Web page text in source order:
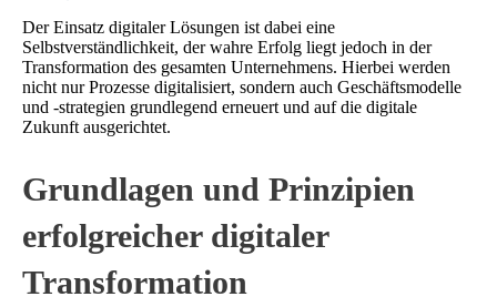
Der Einsatz digitaler Lösungen ist dabei eine
Selbstverständlichkeit, der wahre Erfolg liegt jedoch in der
Transformation des gesamten Unternehmens. Hierbei werden
nicht nur Prozesse digitalisiert, sondern auch Geschäftsmodelle
und -strategien grundlegend erneuert und auf die digitale
Zukunft ausgerichtet.
Grundlagen und Prinzipien
erfolgreicher digitaler
Transformation